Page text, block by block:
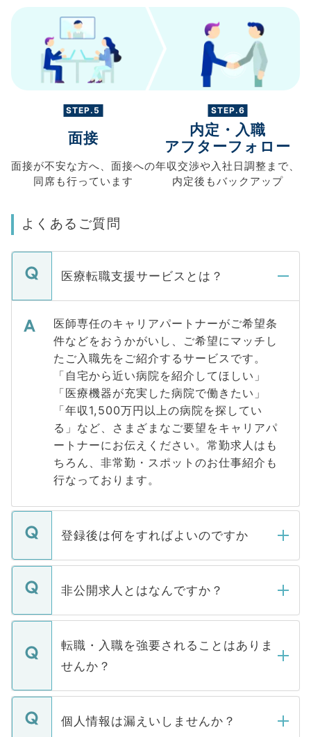
STEP.5
面接
面接が不安な方へ、 面接への
同席も行っています
STEP.6
内定・入職
アフターフォロー
年収交渉や入社日調整まで、
内定後もバックアップ
よくあるご質問
医療転職支援サービスとは？
医師専任のキャリアパートナーがご希望条
件などをおうかがいし、ご希望にマッチし
たご入職先をご紹介するサービスです。
「自宅から近い病院を紹介してほしい」
「医療機器が充実した病院で働きたい」
「年収1,500万円以上の病院を探してい
る」など、さまざまなご要望をキャリアパ
ートナーにお伝えください。常勤求人はも
ちろん、非常勤・スポットのお仕事紹介も
行なっております。
登録後は何をすればよいのですか
ご登録いただきましたら、弊社担当者がご
登録内容を確認し、その後メールもしくは
ます。通常、5営業日以内にはご連絡をせて
いただきますので、しばらくお待ちくださ
非公開求人とはなんですか？
マイナビDOCTORで取り扱っている求人の
うち約3割は、Webサイトからご覧いただ
けない「非公開求人」です。非公開求人は
下記の理由によって、一般には公開してい
ません。
■応募殺到を避けるため 人気のある医療機
転職・入職を強要されることはありま
せんか？
転職・入職を強要することは一切ありませ
ん。また、仮に応募先から内定をいただい
個人情報は漏えいしませんか？